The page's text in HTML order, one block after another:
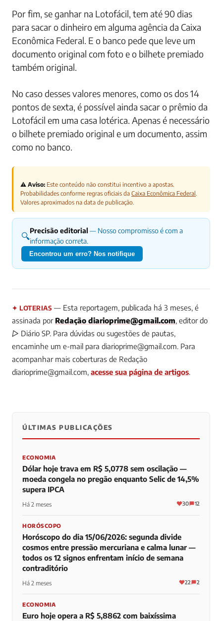
Por fim, se ganhar na Lotofácil, tem até 90 dias
para sacar o dinheiro em alguma agência da Caixa
Econômica Federal. E o banco pede que leve um
documento original com foto e o bilhete premiado
também original.
No caso desses valores menores, como os dos 14
pontos de sexta, é possível ainda sacar o prêmio da
Lotofácil em uma casa lotérica. Apenas é necessário
o bilhete premiado original e um documento, assim
como no banco.
⚠️ Aviso: Este conteúdo não constitui incentivo a apostas.
Probabilidades conforme regras oficiais da Caixa Econômica Federal.
Valores aproximados na data de publicação.
🔍Precisão editorial — Nosso compromisso é com a
informação correta.
Encontrou um erro? Nos notifique
✦ LOTERIAS — Esta reportagem, publicada há 3 meses, é
assinada por Redação diarioprime@gmail.com, editor do
▷ Diário SP. Para dúvidas ou sugestões de pautas,
encaminhe um e-mail para diarioprime@gmail.com. Para
acompanhar mais coberturas de Redação
diarioprime@gmail.com, acesse sua página de artigos.
0 0 0
ÚLTIMAS PUBLICAÇÕES
ECONOMIA
Dólar hoje trava em R$ 5,0778 sem oscilação —
moeda congela no pregão enquanto Selic de 14,5%
supera IPCA
Há 2 meses 30 12
HORÓSCOPO
Horóscopo do dia 15/06/2026: segunda divide
cosmos entre pressão mercuriana e calma lunar —
todos os 12 signos enfrentam início de semana
contraditório
Há 2 meses 22 2
ECONOMIA
Euro hoje opera a R$ 5,8862 com baixíssima